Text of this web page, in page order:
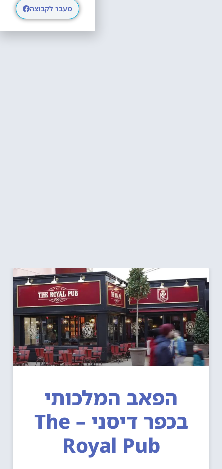
הפאב המלכותי
בכפר דיסני – The
Royal Pub
מעבר לקבוצה